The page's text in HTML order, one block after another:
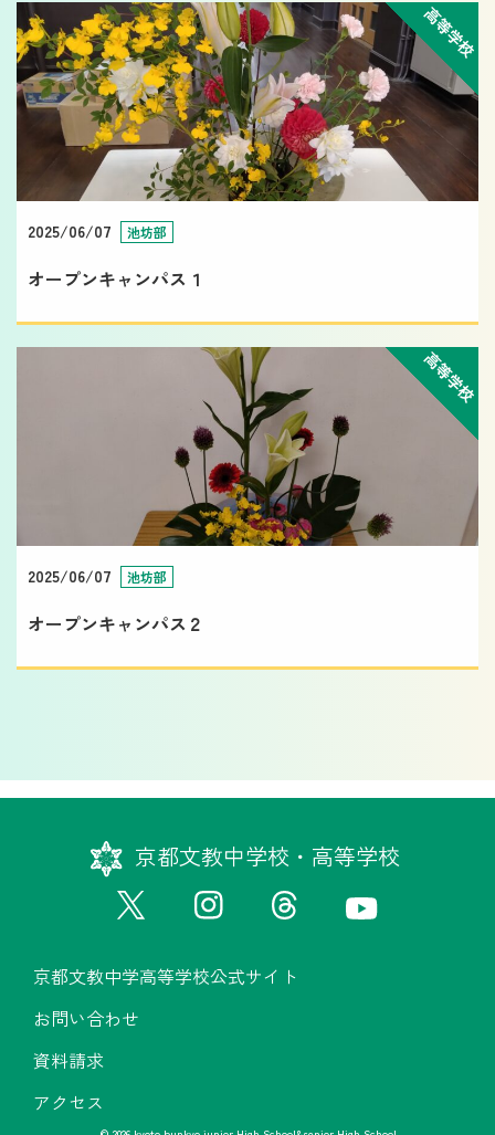
高等学校
2025/06/07 池坊部
オープンキャンパス１
高等学校
2025/06/07 池坊部
オープンキャンパス２
京都文教中学校・高等学校
京都文教中学高等学校公式サイト
お問い合わせ
資料請求
アクセス